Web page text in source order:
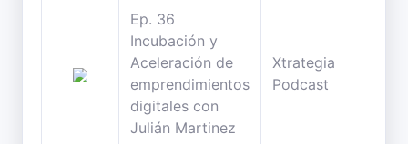
Ep. 36
Incubación y
Aceleración de
emprendimientos
digitales con
Julián Martinez
Xtrategia
Podcast